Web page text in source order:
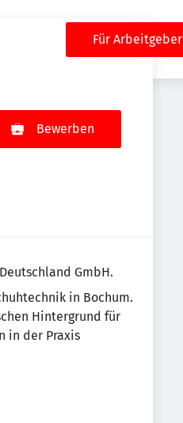
Für Arbeitgeber
Bewerben
GmbH.
in Bochum.
Hintergrund für
in der Praxis